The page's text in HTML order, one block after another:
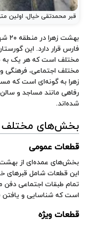
قبر محمدتقی خیال، اولین
بهشت زهرا در منطقه ۲۰ شهرداری تهران و در نزدیکی
فارس قرار دارد. این
مختلف است که هر یک به
مختلف اجتماعی، فرهنگی
زهرا به گونه‌ای است که
رفاهی مانند مساجد و
شده‌اند.
بخش‌های مختلف
قطعات عمومی
بخش‌های عمده‌ای از بهشت
این قطعات شامل قبرهای
تمام طبقات اجتماعی
است که شناسایی و یافتن
قطعات ویژه